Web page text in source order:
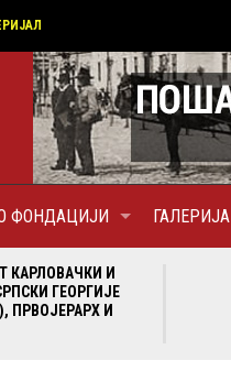
ФОНДАЦИЈИ ГАЛЕРИЈА
КАРЛОВАЧКИ И
ГЕОРГИЈЕ
ПРВОЈЕРАРХ И